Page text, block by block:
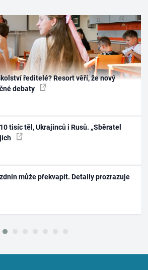
ředitelé? Resort věří, že nový
debaty
tisíc těl, Ukrajinců i Rusů. „Sběratel
může překvapit. Detaily prozrazuje